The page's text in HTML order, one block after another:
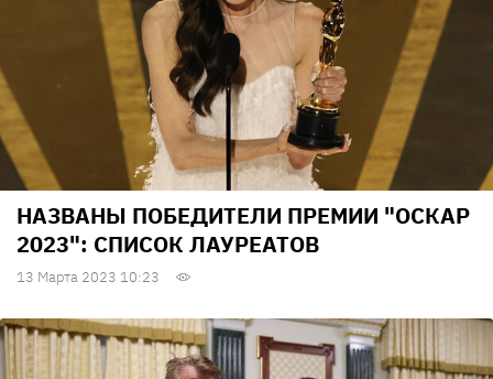
НАЗВАНЫ ПОБЕДИТЕЛИ ПРЕМИИ "ОСКАР
2023": СПИСОК ЛАУРЕАТОВ
13 Марта 2023 10:23